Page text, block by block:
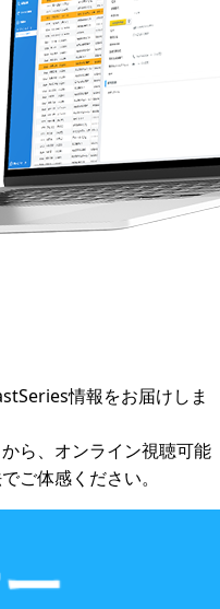
情報をお届けしま
ら、オンライン視聴可能
ご体感ください。